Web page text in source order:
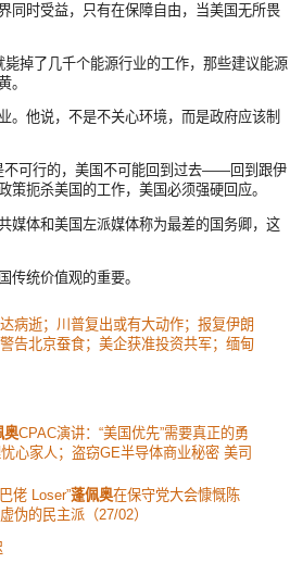
同时受益，只有在保障自由，当美国无所畏
掉了几千个能源行业的工作，那些建议能源
。
。他说，不是不关心环境，而是政府应该制
不可行的，美国不可能回到过去——回到跟伊
扼杀美国的工作，美国必须强硬回应。
媒体和美国左派媒体称为最差的国务卿，这
传统价值观的重要。
病逝；川普复出或有大动作；报复伊朗
告北京蚕食；美企获准投资共军；缅甸
奥CPAC演讲：“美国优先”需要真正的勇
心家人；盗窃GE半导体商业秘密 美司
佬 Loser”蓬佩奥在保守党大会慷慨陈
伪的民主派（27/02）